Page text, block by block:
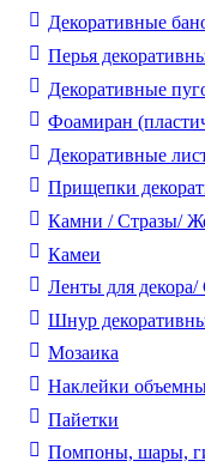
Декоративные
Перья
Декоративные
Фоамиран
Декоративные
Прищепки
Камни / Cтразы/
Камеи
Ленты для декора/
Шнур
Мозаика
Наклейки
Пайетки
Помпоны, шары,